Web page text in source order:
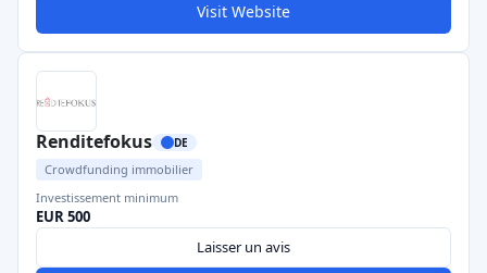
Visit Website
Renditefokus DE
Crowdfunding immobilier
Investissement minimum
EUR 500
Laisser un avis